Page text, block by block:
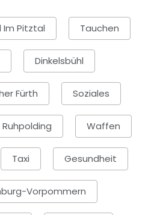
Im Pitztal Tauchen
Dinkelsbühl
Fürth Soziales
Ruhpolding Waffen
Taxi Gesundheit
Vorpommern